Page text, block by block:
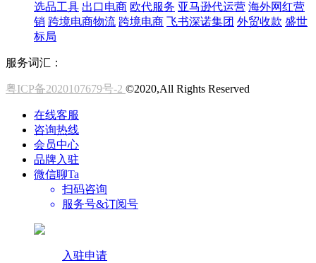
选品工具 出口电商 欧代服务 亚马逊代运营 海外网红营
销 跨境电商物流 跨境电商 飞书深诺集团 外贸收款 盛世
标局
服务词汇：
粤ICP备2020107679号-2 ©2020,All Rights Reserved
在线客服
咨询热线
会员中心
品牌入驻
微信聊Ta
扫码咨询
服务号&订阅号
入驻申请